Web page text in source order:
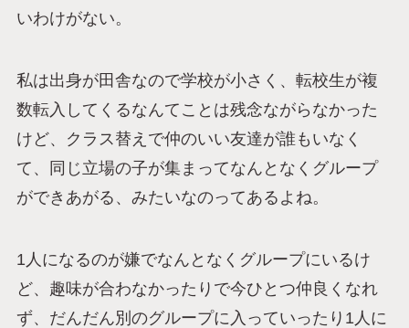
いわけがない。
私は出身が田舎なので学校が小さく、転校生が複
数転入してくるなんてことは残念ながらなかった
けど、クラス替えで仲のいい友達が誰もいなく
て、同じ立場の子が集まってなんとなくグループ
ができあがる、みたいなのってあるよね。
1人になるのが嫌でなんとなくグループにいるけ
ど、趣味が合わなかったりで今ひとつ仲良くなれ
ず、だんだん別のグループに入っていったり1人に